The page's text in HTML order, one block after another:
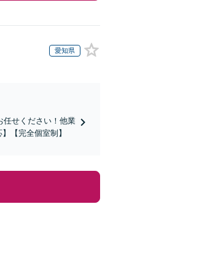
愛知県
任せください！他業
【完全個室制】